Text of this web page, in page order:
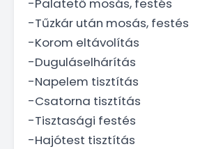
-Tűzkár után mosás, festés
-Korom eltávolítás
-Duguláselhárítás
-Napelem tisztítás
-Csatorna tisztítás
-Tisztasági festés
-Hajótest tisztítás